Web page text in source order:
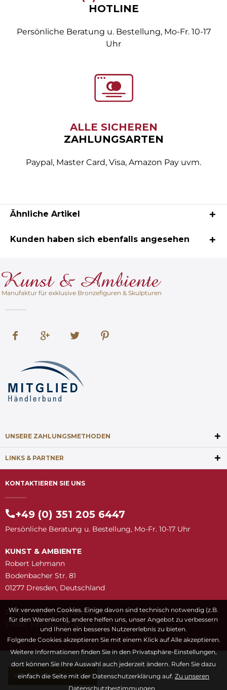
HOTLINE
Persönliche Beratung u. Bestellung, Mo-Fr. 10-17
Uhr
ALLE SICHEREN
ZAHLUNGSARTEN
Paypal, Master Card, Visa, Amazon Pay uvm.
Ähnliche Artikel
Kunden haben sich ebenfalls angesehen
Manufaktur für exklusive Bronzefiguren & Skulpturen
UNSERE ZAHLUNGSMETHODEN
LINKS & PARTNER
KONTAKTIEREN SIE UNS
+49 (0) 351 205 6447
Persönliche Beratung u. Bestellung, Mo-Fr. 10-17 Uhr
KUNST & AMBIENTE
Robert Lehmann
Bodenbacher Str. 81
01277 Dresden, Deutschland
Telefon: +49 (0) 351 205 6447
E-Mail:
moc.etneibma-t
snuk@ofni
VERTRAG WIDERRUFEN
Wir verwenden Cookies. Einige davon sind technisch notwendig (z.B.
für den Warenkorb), andere helfen uns, unser Angebot zu verbessern
und Ihnen ein besseres Nutzererlebnis zu bieten.
Folgende Cookies akzeptieren Sie mit einem Klick auf Alle akzeptieren.
Weitere Informationen finden Sie in den Privatsphäre-Einstellungen,
dort können Sie Ihre Auswahl auch jederzeit ändern. Rufen Sie dazu
einfach die Seite mit der Datenschutzerklärung auf. Zu unseren
Datenschutzbestimmungen.